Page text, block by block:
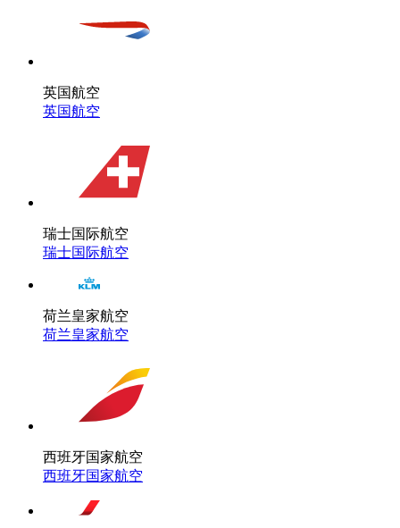
英国航空
英国航空
瑞士国际航空
瑞士国际航空
荷兰皇家航空
荷兰皇家航空
西班牙国家航空
西班牙国家航空